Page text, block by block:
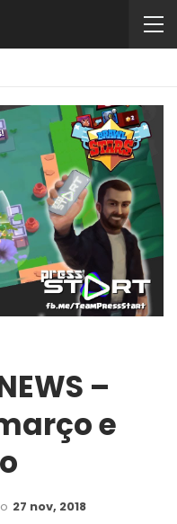
–
e
27 nov, 2018